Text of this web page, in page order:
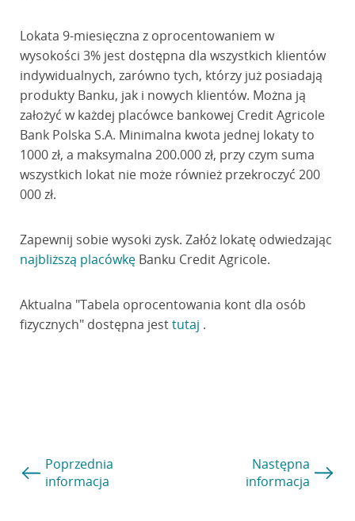
Lokata 9-miesięczna z oprocentowaniem w
wysokości 3% jest dostępna dla wszystkich klientów
indywidualnych, zarówno tych, którzy już posiadają
produkty Banku, jak i nowych klientów. Można ją
założyć w każdej placówce bankowej Credit Agricole
Bank Polska S.A. Minimalna kwota jednej lokaty to
1000 zł, a maksymalna 200.000 zł, przy czym suma
wszystkich lokat nie może również przekroczyć 200
000 zł.
Zapewnij sobie wysoki zysk. Załóż lokatę odwiedzając
najbliższą placówkę Banku Credit Agricole.
Aktualna "Tabela oprocentowania kont dla osób
fizycznych" dostępna jesttutaj .
Poprzednia
informacja
Następna
informacja